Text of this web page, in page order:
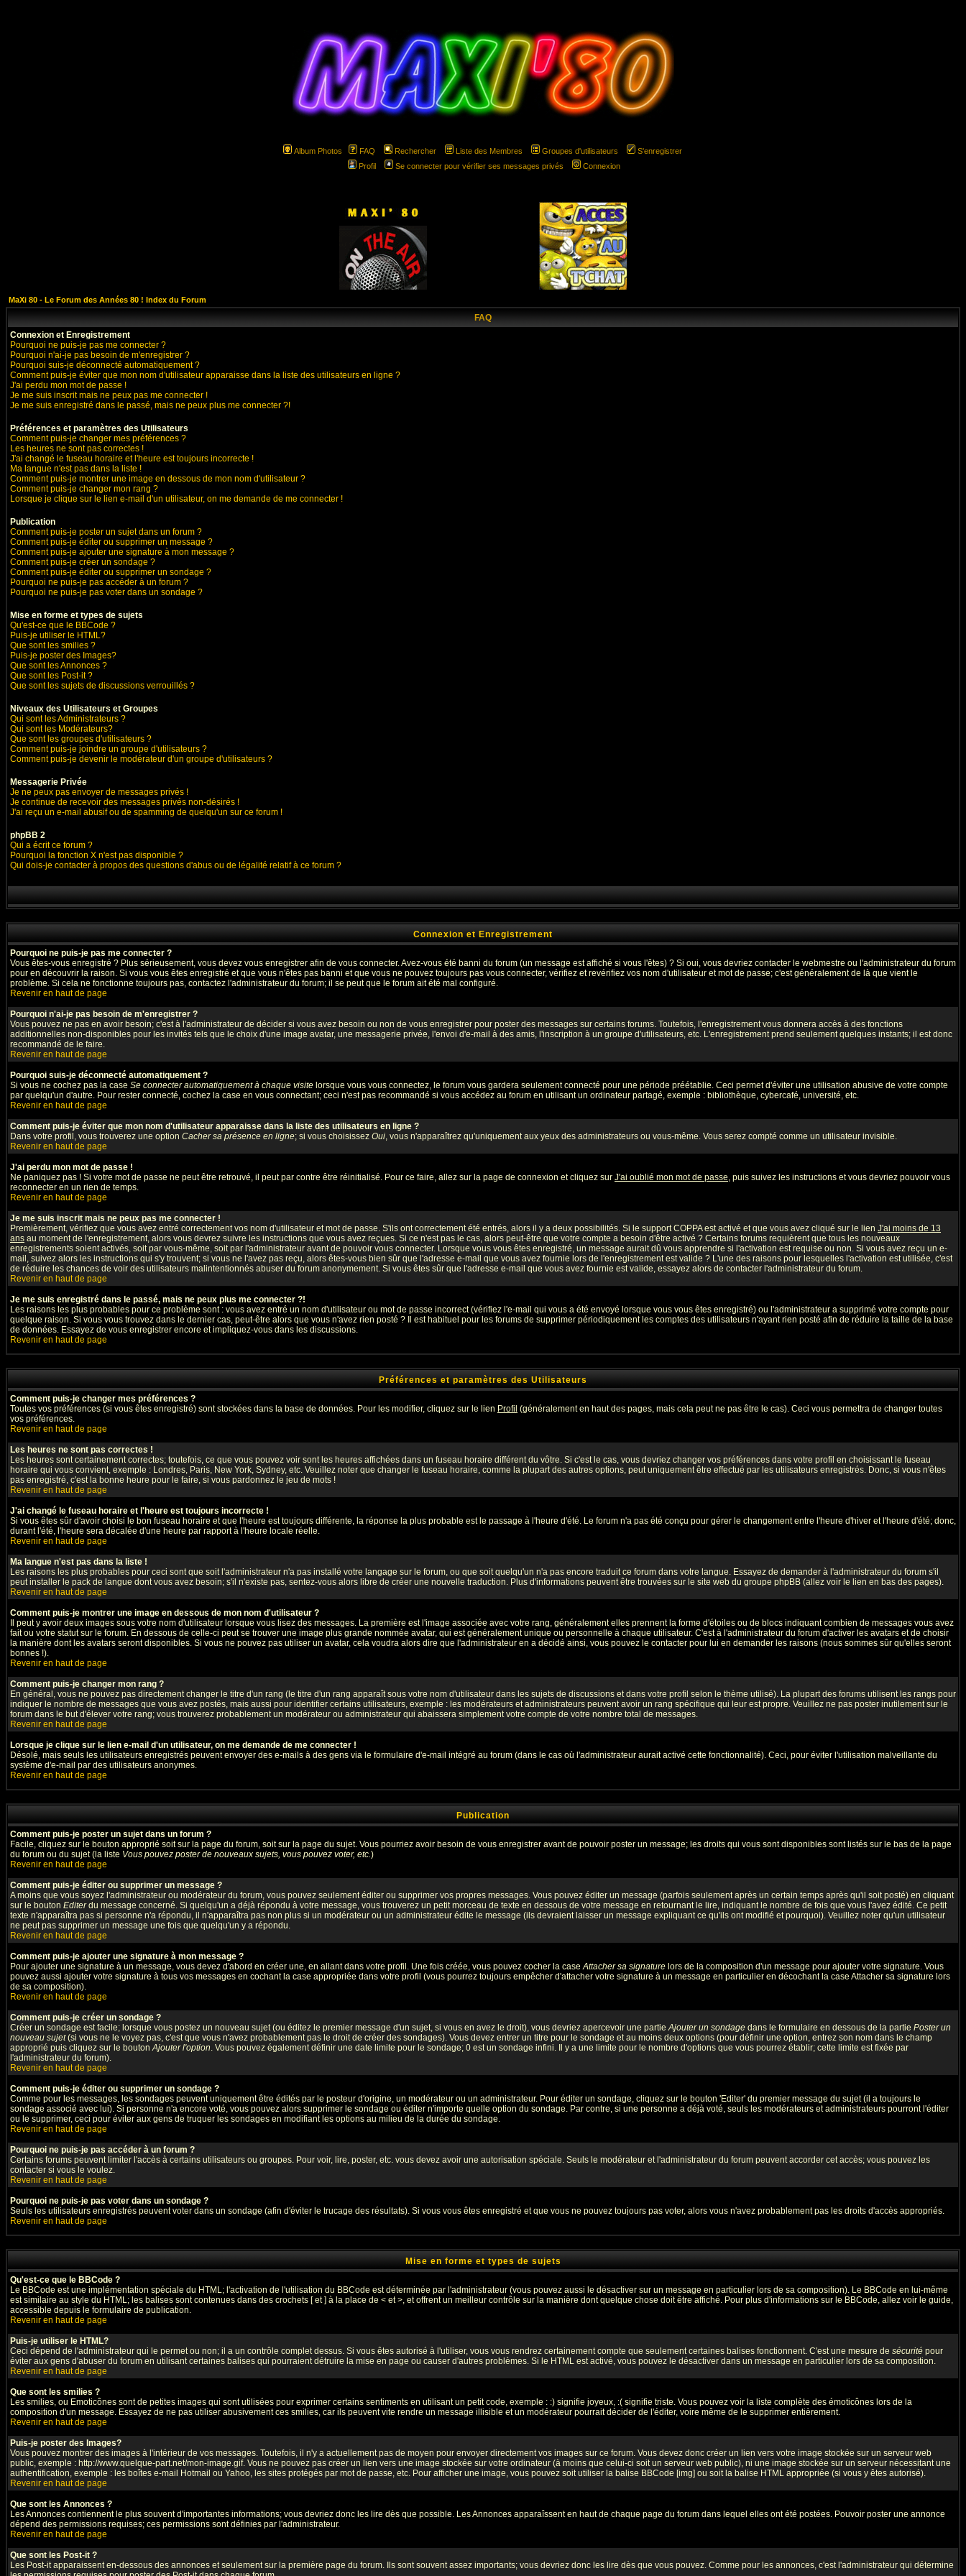
Album Photos FAQ Rechercher Liste des Membres Groupes d'utilisateurs
S'enregistrer
Profil
Se connecter pour vérifier ses messages privés Connexion
MaXi 80 - Le Forum des Années 80 ! Index du Forum
FAQ
Connexion et Enregistrement
Pourquoi ne puis-je pas me connecter ?
Pourquoi n'ai-je pas besoin de m'enregistrer ?
Pourquoi suis-je déconnecté automatiquement ?
Comment puis-je éviter que mon nom d'utilisateur apparaisse dans la liste des utilisateurs en ligne ?
J'ai perdu mon mot de passe !
Je me suis inscrit mais ne peux pas me connecter !
Je me suis enregistré dans le passé, mais ne peux plus me connecter ?!
Préférences et paramètres des Utilisateurs
Comment puis-je changer mes préférences ?
Les heures ne sont pas correctes !
J'ai changé le fuseau horaire et l'heure est toujours incorrecte !
Ma langue n'est pas dans la liste !
Comment puis-je montrer une image en dessous de mon nom d'utilisateur ?
Comment puis-je changer mon rang ?
Lorsque je clique sur le lien e-mail d'un utilisateur, on me demande de me connecter !
Publication
Comment puis-je poster un sujet dans un forum ?
Comment puis-je éditer ou supprimer un message ?
Comment puis-je ajouter une signature à mon message ?
Comment puis-je créer un sondage ?
Comment puis-je éditer ou supprimer un sondage ?
Pourquoi ne puis-je pas accéder à un forum ?
Pourquoi ne puis-je pas voter dans un sondage ?
Mise en forme et types de sujets
Qu'est-ce que le BBCode ?
Puis-je utiliser le HTML?
Que sont les smilies ?
Puis-je poster des Images?
Que sont les Annonces ?
Que sont les Post-it ?
Que sont les sujets de discussions verrouillés ?
Niveaux des Utilisateurs et Groupes
Qui sont les Administrateurs ?
Qui sont les Modérateurs?
Que sont les groupes d'utilisateurs ?
Comment puis-je joindre un groupe d'utilisateurs ?
Comment puis-je devenir le modérateur d'un groupe d'utilisateurs ?
Messagerie Privée
Je ne peux pas envoyer de messages privés !
Je continue de recevoir des messages privés non-désirés !
J'ai reçu un e-mail abusif ou de spamming de quelqu'un sur ce forum !
phpBB 2
Qui a écrit ce forum ?
Pourquoi la fonction X n'est pas disponible ?
Qui dois-je contacter à propos des questions d'abus ou de légalité relatif à ce forum ?
Connexion et Enregistrement
Pourquoi ne puis-je pas me connecter ?
Vous êtes-vous enregistré ? Plus sérieusement, vous devez vous enregistrer afin de vous connecter. Avez-vous été banni du forum (un message est affiché si vous l'êtes) ? Si oui, vous devriez contacter le webmestre ou l'administrateur du forum
pour en découvrir la raison. Si vous vous êtes enregistré et que vous n'êtes pas banni et que vous ne pouvez toujours pas vous connecter, vérifiez et revérifiez vos nom d'utilisateur et mot de passe; c'est généralement de là que vient le
problème. Si cela ne fonctionne toujours pas, contactez l'administrateur du forum; il se peut que le forum ait été mal configuré.
Revenir en haut de page
Pourquoi n'ai-je pas besoin de m'enregistrer ?
Vous pouvez ne pas en avoir besoin; c'est à l'administrateur de décider si vous avez besoin ou non de vous enregistrer pour poster des messages sur certains forums. Toutefois, l'enregistrement vous donnera accès à des fonctions
additionnelles non-disponibles pour les invités tels que le choix d'une image avatar, une messagerie privée, l'envoi d'e-mail à des amis, l'inscription à un groupe d'utilisateurs, etc. L'enregistrement prend seulement quelques instants; il est donc
recommandé de le faire.
Revenir en haut de page
Pourquoi suis-je déconnecté automatiquement ?
Si vous ne cochez pas la case Se connecter automatiquement à chaque visite lorsque vous vous connectez, le forum vous gardera seulement connecté pour une période préétablie. Ceci permet d'éviter une utilisation abusive de votre compte
par quelqu'un d'autre. Pour rester connecté, cochez la case en vous connectant; ceci n'est pas recommandé si vous accédez au forum en utilisant un ordinateur partagé, exemple : bibliothèque, cybercafé, université, etc.
Revenir en haut de page
Comment puis-je éviter que mon nom d'utilisateur apparaisse dans la liste des utilisateurs en ligne ?
Dans votre profil, vous trouverez une option Cacher sa présence en ligne; si vous choisissez Oui, vous n'apparaîtrez qu'uniquement aux yeux des administrateurs ou vous-même. Vous serez compté comme un utilisateur invisible.
Revenir en haut de page
J'ai perdu mon mot de passe !
Ne paniquez pas ! Si votre mot de passe ne peut être retrouvé, il peut par contre être réinitialisé. Pour ce faire, allez sur la page de connexion et cliquez sur J'ai oublié mon mot de passe, puis suivez les instructions et vous devriez pouvoir vous
reconnecter en un rien de temps.
Revenir en haut de page
Je me suis inscrit mais ne peux pas me connecter !
Premièrement, vérifiez que vous avez entré correctement vos nom d'utilisateur et mot de passe. S'ils ont correctement été entrés, alors il y a deux possibilités. Si le support COPPA est activé et que vous avez cliqué sur le lien J'ai moins de 13
ans au moment de l'enregistrement, alors vous devrez suivre les instructions que vous avez reçues. Si ce n'est pas le cas, alors peut-être que votre compte a besoin d'être activé ? Certains forums requièrent que tous les nouveaux
enregistrements soient activés, soit par vous-même, soit par l'administrateur avant de pouvoir vous connecter. Lorsque vous vous êtes enregistré, un message aurait dû vous apprendre si l'activation est requise ou non. Si vous avez reçu un e-
mail, suivez alors les instructions qui s'y trouvent; si vous ne l'avez pas reçu, alors êtes-vous bien sûr que l'adresse e-mail que vous avez fournie lors de l'enregistrement est valide ? L'une des raisons pour lesquelles l'activation est utilisée, c'est
de réduire les chances de voir des utilisateurs malintentionnés abuser du forum anonymement. Si vous êtes sûr que l'adresse e-mail que vous avez fournie est valide, essayez alors de contacter l'administrateur du forum.
Revenir en haut de page
Je me suis enregistré dans le passé, mais ne peux plus me connecter ?!
Les raisons les plus probables pour ce problème sont : vous avez entré un nom d'utilisateur ou mot de passe incorrect (vérifiez l'e-mail qui vous a été envoyé lorsque vous vous êtes enregistré) ou l'administrateur a supprimé votre compte pour
quelque raison. Si vous vous trouvez dans le dernier cas, peut-être alors que vous n'avez rien posté ? Il est habituel pour les forums de supprimer périodiquement les comptes des utilisateurs n'ayant rien posté afin de réduire la taille de la base
de données. Essayez de vous enregistrer encore et impliquez-vous dans les discussions.
Revenir en haut de page
Préférences et paramètres des Utilisateurs
Comment puis-je changer mes préférences ?
Toutes vos préférences (si vous êtes enregistré) sont stockées dans la base de données. Pour les modifier, cliquez sur le lien Profil (généralement en haut des pages, mais cela peut ne pas être le cas). Ceci vous permettra de changer toutes
vos préférences.
Revenir en haut de page
Les heures ne sont pas correctes !
Les heures sont certainement correctes; toutefois, ce que vous pouvez voir sont les heures affichées dans un fuseau horaire différent du vôtre. Si c'est le cas, vous devriez changer vos préférences dans votre profil en choisissant le fuseau
horaire qui vous convient, exemple : Londres, Paris, New York, Sydney, etc. Veuillez noter que changer le fuseau horaire, comme la plupart des autres options, peut uniquement être effectué par les utilisateurs enregistrés. Donc, si vous n'êtes
pas enregistré, c'est la bonne heure pour le faire, si vous pardonnez le jeu de mots !
Revenir en haut de page
J'ai changé le fuseau horaire et l'heure est toujours incorrecte !
Si vous êtes sûr d'avoir choisi le bon fuseau horaire et que l'heure est toujours différente, la réponse la plus probable est le passage à l'heure d'été. Le forum n'a pas été conçu pour gérer le changement entre l'heure d'hiver et l'heure d'été; donc,
durant l'été, l'heure sera décalée d'une heure par rapport à l'heure locale réelle.
Revenir en haut de page
Ma langue n'est pas dans la liste !
Les raisons les plus probables pour ceci sont que soit l'administrateur n'a pas installé votre langage sur le forum, ou que soit quelqu'un n'a pas encore traduit ce forum dans votre langue. Essayez de demander à l'administrateur du forum s'il
peut installer le pack de langue dont vous avez besoin; s'il n'existe pas, sentez-vous alors libre de créer une nouvelle traduction. Plus d'informations peuvent être trouvées sur le site web du groupe phpBB (allez voir le lien en bas des pages).
Revenir en haut de page
Comment puis-je montrer une image en dessous de mon nom d'utilisateur ?
Il peut y avoir deux images sous votre nom d'utilisateur lorsque vous lisez des messages. La première est l'image associée avec votre rang, généralement elles prennent la forme d'étoiles ou de blocs indiquant combien de messages vous avez
fait ou votre statut sur le forum. En dessous de celle-ci peut se trouver une image plus grande nommée avatar, qui est généralement unique ou personnelle à chaque utilisateur. C'est à l'administrateur du forum d'activer les avatars et de choisir
la manière dont les avatars seront disponibles. Si vous ne pouvez pas utiliser un avatar, cela voudra alors dire que l'administrateur en a décidé ainsi, vous pouvez le contacter pour lui en demander les raisons (nous sommes sûr qu'elles seront
bonnes !).
Revenir en haut de page
Comment puis-je changer mon rang ?
En général, vous ne pouvez pas directement changer le titre d'un rang (le titre d'un rang apparaît sous votre nom d'utilisateur dans les sujets de discussions et dans votre profil selon le thème utilisé). La plupart des forums utilisent les rangs pour
indiquer le nombre de messages que vous avez postés, mais aussi pour identifier certains utilisateurs, exemple : les modérateurs et administrateurs peuvent avoir un rang spécifique qui leur est propre. Veuillez ne pas poster inutilement sur le
forum dans le but d'élever votre rang; vous trouverez probablement un modérateur ou administrateur qui abaissera simplement votre compte de votre nombre total de messages.
Revenir en haut de page
Lorsque je clique sur le lien e-mail d'un utilisateur, on me demande de me connecter !
Désolé, mais seuls les utilisateurs enregistrés peuvent envoyer des e-mails à des gens via le formulaire d'e-mail intégré au forum (dans le cas où l'administrateur aurait activé cette fonctionnalité). Ceci, pour éviter l'utilisation malveillante du
système d'e-mail par des utilisateurs anonymes.
Revenir en haut de page
Publication
Comment puis-je poster un sujet dans un forum ?
Facile, cliquez sur le bouton approprié soit sur la page du forum, soit sur la page du sujet. Vous pourriez avoir besoin de vous enregistrer avant de pouvoir poster un message; les droits qui vous sont disponibles sont listés sur le bas de la page
du forum ou du sujet (la liste Vous pouvez poster de nouveaux sujets, vous pouvez voter, etc.)
Revenir en haut de page
Comment puis-je éditer ou supprimer un message ?
A moins que vous soyez l'administrateur ou modérateur du forum, vous pouvez seulement éditer ou supprimer vos propres messages. Vous pouvez éditer un message (parfois seulement après un certain temps après qu'il soit posté) en cliquant
sur le bouton Editerdu message concerné. Si quelqu'un a déjà répondu à votre message, vous trouverez un petit morceau de texte en dessous de votre message en retournant le lire, indiquant le nombre de fois que vous l'avez édité. Ce petit
texte n'apparaîtra pas si personne n'a répondu, il n'apparaîtra pas non plus si un modérateur ou un administrateur édite le message (ils devraient laisser un message expliquant ce qu'ils ont modifié et pourquoi). Veuillez noter qu'un utilisateur
ne peut pas supprimer un message une fois que quelqu'un y a répondu.
Revenir en haut de page
Comment puis-je ajouter une signature à mon message ?
Pour ajouter une signature à un message, vous devez d'abord en créer une, en allant dans votre profil. Une fois créée, vous pouvez cocher la caseAttacher sa signature lors de la composition d'un message pour ajouter votre signature. Vous
pouvez aussi ajouter votre signature à tous vos messages en cochant la case appropriée dans votre profil (vous pourrez toujours empêcher d'attacher votre signature à un message en particulier en décochant la case Attacher sa signature lors
de sa composition).
Revenir en haut de page
Comment puis-je créer un sondage ?
Créer un sondage est facile; lorsque vous postez un nouveau sujet (ou éditez le premier message d'un sujet, si vous en avez le droit), vous devriez apercevoir une partieAjouter un sondage dans le formulaire en dessous de la partie Poster un
nouveau sujet(si vous ne le voyez pas, c'est que vous n'avez probablement pas le droit de créer des sondages). Vous devez entrer un titre pour le sondage et au moins deux options (pour définir une option, entrez son nom dans le champ
approprié puis cliquez sur le boutonAjouter l'option. Vous pouvez également définir une date limite pour le sondage; 0 est un sondage infini. Il y a une limite pour le nombre d'options que vous pourrez établir; cette limite est fixée par
l'administrateur du forum).
Revenir en haut de page
Comment puis-je éditer ou supprimer un sondage ?
Comme pour les messages, les sondages peuvent uniquement être édités par le posteur d'origine, un modérateur ou un administrateur. Pour éditer un sondage, cliquez sur le bouton 'Editer' du premier message du sujet (il a toujours le
sondage associé avec lui). Si personne n'a encore voté, vous pouvez alors supprimer le sondage ou éditer n'importe quelle option du sondage. Par contre, si une personne a déjà voté, seuls les modérateurs et administrateurs pourront l'éditer
ou le supprimer, ceci pour éviter aux gens de truquer les sondages en modifiant les options au milieu de la durée du sondage.
Revenir en haut de page
Pourquoi ne puis-je pas accéder à un forum ?
Certains forums peuvent limiter l'accès à certains utilisateurs ou groupes. Pour voir, lire, poster, etc. vous devez avoir une autorisation spéciale. Seuls le modérateur et l'administrateur du forum peuvent accorder cet accès; vous pouvez les
contacter si vous le voulez.
Revenir en haut de page
Pourquoi ne puis-je pas voter dans un sondage ?
Seuls les utilisateurs enregistrés peuvent voter dans un sondage (afin d'éviter le trucage des résultats). Si vous vous êtes enregistré et que vous ne pouvez toujours pas voter, alors vous n'avez probablement pas les droits d'accès appropriés.
Revenir en haut de page
Mise en forme et types de sujets
Qu'est-ce que le BBCode ?
Le BBCode est une implémentation spéciale du HTML; l'activation de l'utilisation du BBCode est déterminée par l'administrateur (vous pouvez aussi le désactiver sur un message en particulier lors de sa composition). Le BBCode en lui-même
est similaire au style du HTML; les balises sont contenues dans des crochets [ et ] à la place de < et >, et offrent un meilleur contrôle sur la manière dont quelque chose doit être affiché. Pour plus d'informations sur le BBCode, allez voir le guide,
accessible depuis le formulaire de publication.
Revenir en haut de page
Puis-je utiliser le HTML?
Ceci dépend de l'administrateur qui le permet ou non; il a un contrôle complet dessus. Si vous êtes autorisé à l'utiliser, vous vous rendrez certainement compte que seulement certaines balises fonctionnent. C'est une mesure de sécurité pour
éviter aux gens d'abuser du forum en utilisant certaines balises qui pourraient détruire la mise en page ou causer d'autres problèmes. Si le HTML est activé, vous pouvez le désactiver dans un message en particulier lors de sa composition.
Revenir en haut de page
Que sont les smilies ?
Les smilies, ou Emoticônes sont de petites images qui sont utilisées pour exprimer certains sentiments en utilisant un petit code, exemple : :) signifie joyeux, :( signifie triste. Vous pouvez voir la liste complète des émoticônes lors de la
composition d'un message. Essayez de ne pas utiliser abusivement ces smilies, car ils peuvent vite rendre un message illisible et un modérateur pourrait décider de l'éditer, voire même de le supprimer entièrement.
Revenir en haut de page
Puis-je poster des Images?
Vous pouvez montrer des images à l'intérieur de vos messages. Toutefois, il n'y a actuellement pas de moyen pour envoyer directement vos images sur ce forum. Vous devez donc créer un lien vers votre image stockée sur un serveur web
public, exemple : http://www.quelque-part.net/mon-image.gif. Vous ne pouvez pas créer un lien vers une image stockée sur votre ordinateur (à moins que celui-ci soit un serveur web public), ni une image stockée sur un serveur nécessitant une
authentification, exemple : les boîtes e-mail Hotmail ou Yahoo, les sites protégés par mot de passe, etc. Pour afficher une image, vous pouvez soit utiliser la balise BBCode [img] ou soit la balise HTML appropriée (si vous y êtes autorisé).
Revenir en haut de page
Que sont les Annonces ?
Les Annonces contiennent le plus souvent d'importantes informations; vous devriez donc les lire dès que possible. Les Annonces apparaîssent en haut de chaque page du forum dans lequel elles ont été postées. Pouvoir poster une annonce
dépend des permissions requises; ces permissions sont définies par l'administrateur.
Revenir en haut de page
Que sont les Post-it ?
Les Post-it apparaissent en-dessous des annonces et seulement sur la première page du forum. Ils sont souvent assez importants; vous devriez donc les lire dès que vous pouvez. Comme pour les annonces, c'est l'administrateur qui détermine